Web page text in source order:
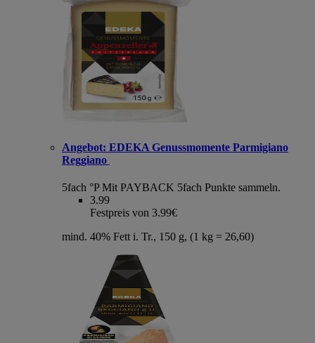
Angebot: EDEKA Genussmomente Parmigiano
Reggiano
5fach °P Mit PAYBACK 5fach Punkte sammeln.
3.99
Festpreis von 3.99€
mind. 40% Fett i. Tr., 150 g, (1 kg = 26,60)